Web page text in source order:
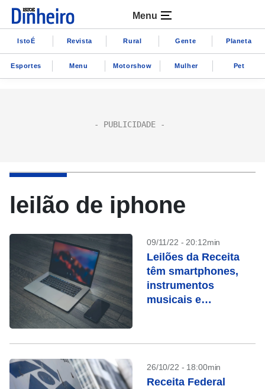
Menu
IstoÉ Revista Rural Gente Planeta
Esportes Menu Motorshow Mulher Pet
leilão de iphone
09/11/22 - 20:12min
Leilões da Receita
têm smartphones,
instrumentos
musicais e
26/10/22 - 18:00min
Receita Federal